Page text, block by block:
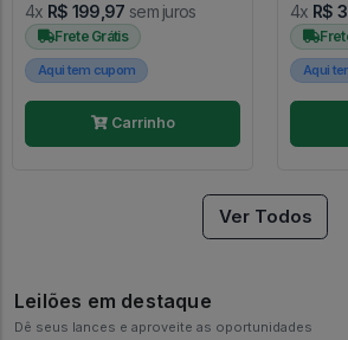
4x R$ 199,97 sem juros
Frete Grátis
Aqui tem cupom
Carrinho
4x R$
Aqui
Ver Todos
Leilões em destaque
Dê seus lances e aproveite as oportunidades